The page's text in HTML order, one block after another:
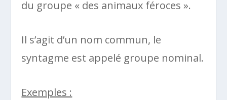
du groupe « des animaux féroces ».
Il s’agit d’un nom commun, le
syntagme est appelé groupe nominal.
Exemples :